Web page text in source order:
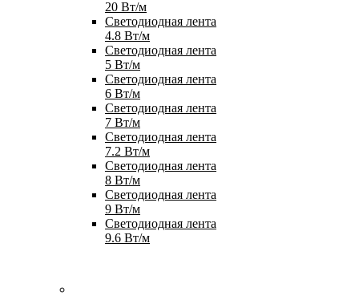
20 Вт/м
Светодиодная лента
4.8 Вт/м
Светодиодная лента
5 Вт/м
Светодиодная лента
6 Вт/м
Светодиодная лента
7 Вт/м
Светодиодная лента
7.2 Вт/м
Светодиодная лента
8 Вт/м
Светодиодная лента
9 Вт/м
Светодиодная лента
9.6 Вт/м